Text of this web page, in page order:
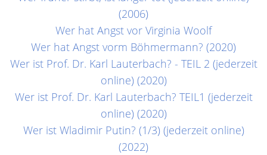
(2006)
Wer hat Angst vor Virginia Woolf
Wer hat Angst vorm Böhmermann? (2020)
Wer ist Prof. Dr. Karl Lauterbach? - TEIL 2 (jederzeit
online) (2020)
Wer ist Prof. Dr. Karl Lauterbach? TEIL1 (jederzeit
online) (2020)
Wer ist Wladimir Putin? (1/3) (jederzeit online)
(2022)